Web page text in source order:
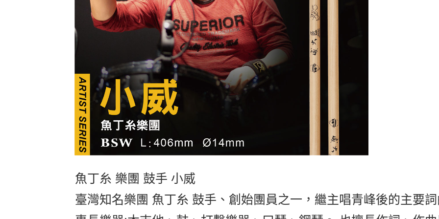
魚丁糸 樂團 鼓手 小威
臺灣知名樂團 魚丁糸 鼓手、創始團員之一，繼主唱青峰後的主要詞